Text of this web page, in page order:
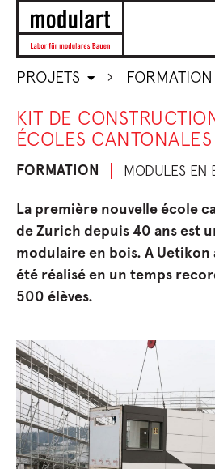
PROJETS FORMATION
KIT DE
ÉCOLES CANTONALES
FORMATION MODULES EN
La première nouvelle école
de Zurich depuis 40 ans est
modulaire en bois. A Uetikon
été réalisé en un temps
500 élèves.